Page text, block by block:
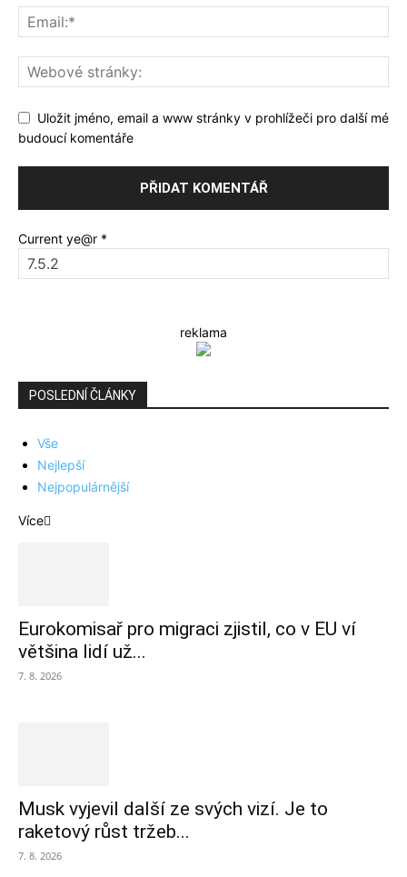
Uložit jméno, email a www stránky v prohlížeči pro další mé
budoucí komentáře
Current ye@r *
reklama
POSLEDNÍ ČLÁNKY
Vše
Nejlepší
Nejpopulárnější
Více
Eurokomisař pro migraci zjistil, co v EU ví
většina lidí už...
7. 8. 2026
Musk vyjevil další ze svých vizí. Je to
raketový růst tržeb...
7. 8. 2026